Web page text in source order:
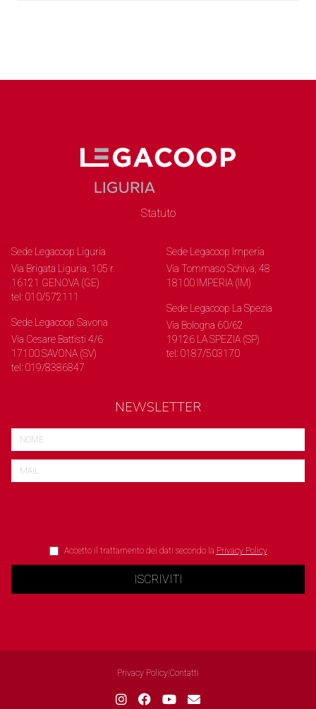
Statuto
Sede Legacoop Liguria
Via Brigata Liguria, 105 r.
16121 GENOVA (GE)
tel: 010/572111
Sede Legacoop Savona
Via Cesare Battisti 4/6
17100 SAVONA (SV)
tel: 019/8386847
Sede Legacoop Imperia
Via Tommaso Schiva, 48
18100 IMPERIA (IM)
Sede Legacoop La Spezia
Via Bologna 60/62
19126 LA SPEZIA (SP)
tel: 0187/503170
NEWSLETTER
Accetto il trattamento dei dati secondo la Privacy Policy
ISCRIVITI
Privacy Policy Contatti